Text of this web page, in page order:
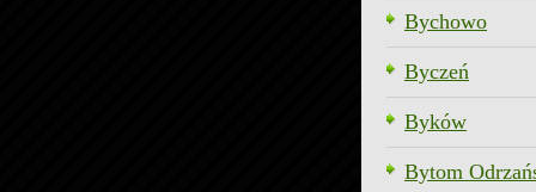
Bychowo
Byczeń
Byków
Bytom